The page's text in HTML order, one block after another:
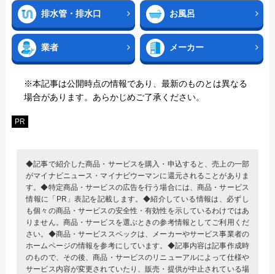
排水管・排水口 お風呂
業者 メーカー
※本記事は公開時点の情報であり、最新のものとは異なる
場合があります。あらかじめご了承ください。
PR
◆記事で紹介した商品・サービスを購入・申込すると、売上の一部
がマイナビニュース・マイナビウーマンに還元されることがありま
す。◆特定商品・サービスの広告を行う場合には、商品・サービス
情報に「PR」表記を記載します。◆紹介している情報は、必ずし
も個々の商品・サービスの安全性・有効性を示しているわけではあ
りません。商品・サービスを選ぶときの参考情報としてご利用くだ
さい。◆商品・サービススペックは、メーカーやサービス事業者の
ホームページの情報を参考にしています。◆記事内容は記事作成時
のもので、その後、商品・サービスのリニューアルによって仕様や
サービス内容が変更されていたり、販売・提供が中止されている場